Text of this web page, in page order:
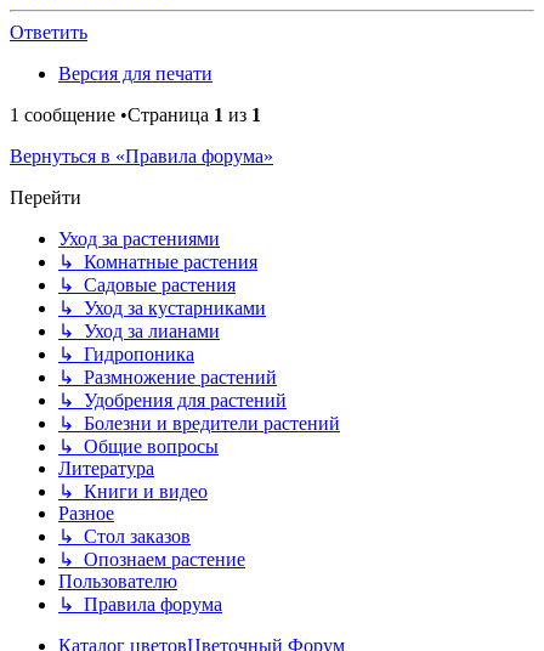
Ответить
Версия для печати
1 сообщение •Страница 1 из 1
Вернуться в «Правила форума»
Перейти
Уход за растениями
↳ Комнатные растения
↳ Садовые растения
↳ Уход за кустарниками
↳ Уход за лианами
↳ Гидропоника
↳ Размножение растений
↳ Удобрения для растений
↳ Болезни и вредители растений
↳ Общие вопросы
Литература
↳ Книги и видео
Разное
↳ Стол заказов
↳ Опознаем растение
Пользователю
↳ Правила форума
Каталог цветовЦветочный Форум